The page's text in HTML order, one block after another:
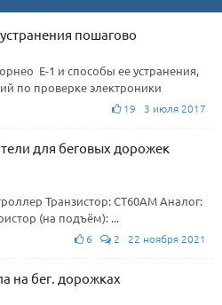
пошагово
Е-1 и способы ее устранения,
по проверке электроники
19 3 июля 2017
для беговых дорожек
Транзистор: CT60AM Аналог:
(на подъём): ...
6 2 22 ноября 2021
на бег. дорожках